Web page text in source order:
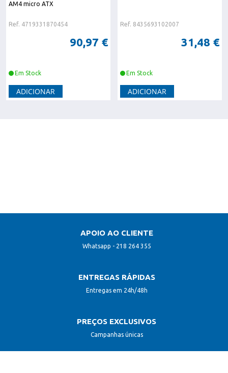
AM4 micro ATX
Ref. 4719331870454
90,97 €
Em Stock
ADICIONAR
Ref. 8435693102007
31,48 €
Em Stock
ADICIONAR
APOIO AO CLIENTE
Whatsapp - 218 264 355
ENTREGAS RÁPIDAS
Entregas em 24h/48h
PREÇOS EXCLUSIVOS
Campanhas únicas